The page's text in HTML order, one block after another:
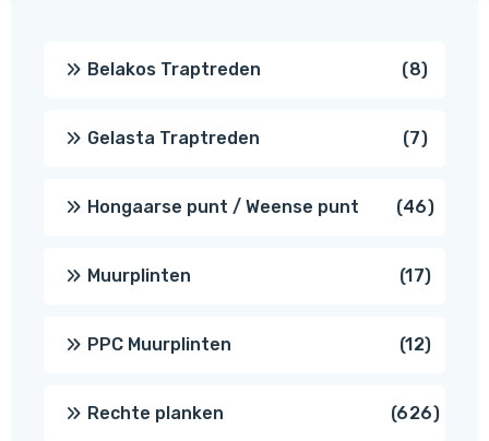
Belakos Traptreden 88
Gelasta Traptreden 77
Hongaarse punt / Weense punt 4646
Muurplinten 1717
PPC Muurplinten 1212
Rechte planken 626626